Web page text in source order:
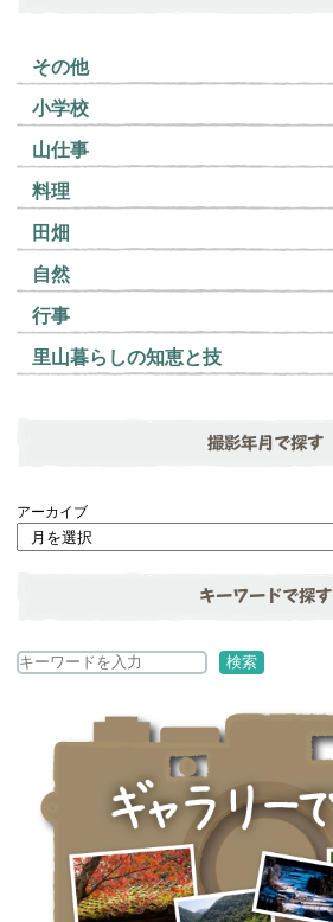
その他
小学校
山仕事
料理
田畑
自然
行事
里山暮らしの知恵と技
撮影年月で探す
アーカイブ
キーワードで探す
検
検索